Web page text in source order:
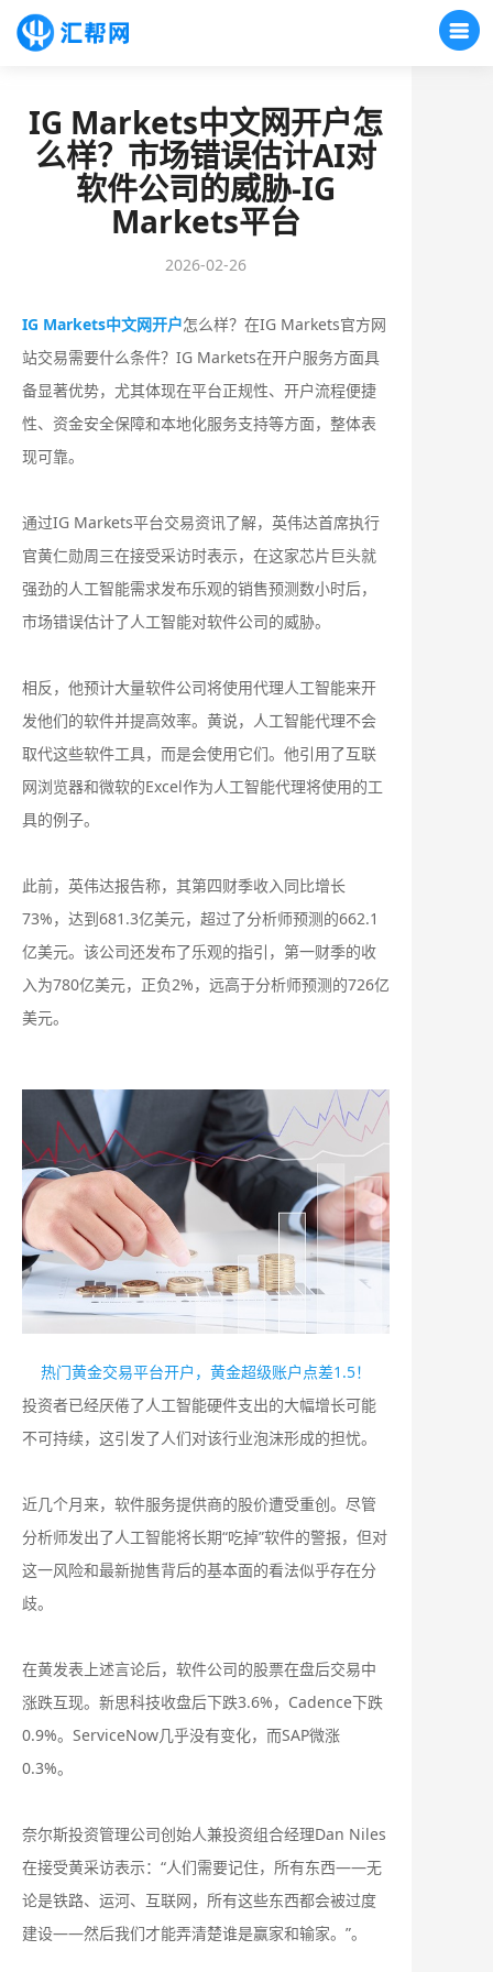
IG Markets中文网开户怎
么样？市场错误估计AI对
软件公司的威胁-IG
Markets平台
2026-02-26
IG Markets中文网开户怎么样？在IG Markets官方网
站交易需要什么条件？‌‌IG Markets在开户服务方面具
备显著优势，尤其体现在平台正规性、开户流程便捷
性、资金安全保障和本地化服务支持等方面，整体表
现可靠。
通过IG Markets平台交易资讯了解，英伟达首席执行
官黄仁勋周三在接受采访时表示，在这家芯片巨头就
强劲的人工智能需求发布乐观的销售预测数小时后，
市场错误估计了人工智能对软件公司的威胁。
相反，他预计大量软件公司将使用代理人工智能来开
发他们的软件并提高效率。黄说，人工智能代理不会
取代这些软件工具，而是会使用它们。他引用了互联
网浏览器和微软的Excel作为人工智能代理将使用的工
具的例子。
此前，英伟达报告称，其第四财季收入同比增长
73%，达到681.3亿美元，超过了分析师预测的662.1
亿美元。该公司还发布了乐观的指引，第一财季的收
入为780亿美元，正负2%，远高于分析师预测的726亿
美元。
热门黄金交易平台开户，黄金超级账户点差1.5！
投资者已经厌倦了人工智能硬件支出的大幅增长可能
不可持续，这引发了人们对该行业泡沫形成的担忧。
近几个月来，软件服务提供商的股价遭受重创。尽管
分析师发出了人工智能将长期“吃掉”软件的警报，但对
这一风险和最新抛售背后的基本面的看法似乎存在分
歧。
在黄发表上述言论后，软件公司的股票在盘后交易中
涨跌互现。新思科技收盘后下跌3.6%，Cadence下跌
0.9%。ServiceNow几乎没有变化，而SAP微涨
0.3%。
奈尔斯投资管理公司创始人兼投资组合经理Dan Niles
在接受黄采访表示：“人们需要记住，所有东西——无
论是铁路、运河、互联网，所有这些东西都会被过度
建设——然后我们才能弄清楚谁是赢家和输家。”。